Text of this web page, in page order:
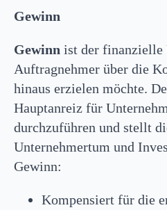
Gewinn
Gewinn ist der finanzielle
Auftragnehmer über die
hinaus erzielen möchte.
Hauptanreiz für
durchzuführen und stellt
Unternehmertum und
Gewinn:
Kompensiert für die